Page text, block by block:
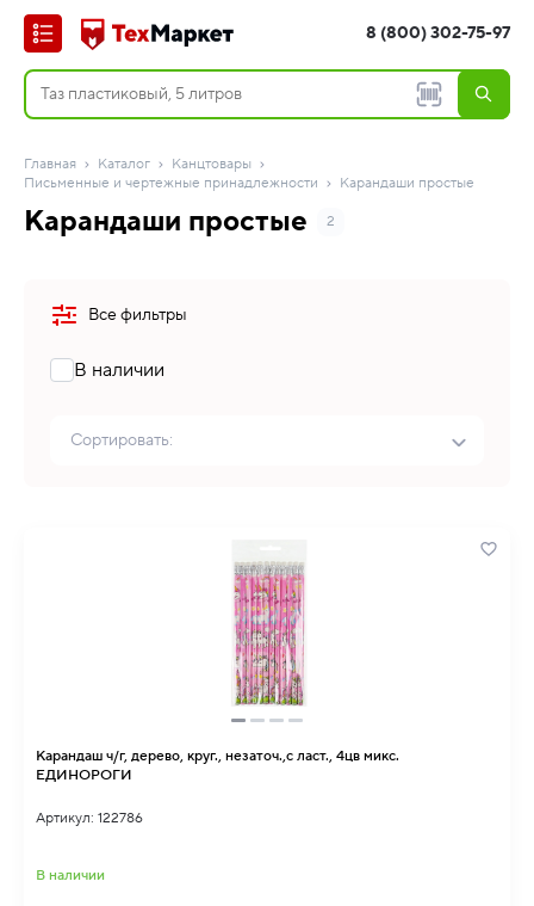
8 (800) 302-75-97
Главная Каталог
Канцтовары
Письменные и чертежные принадлежности
Карандаши простые
Карандаши простые 2
Все фильтры
В наличии
Сортировать:
Карандаш ч/г, дерево, круг., незаточ.,с ласт., 4цв микс.
ЕДИНОРОГИ
Артикул: 122786
В наличии